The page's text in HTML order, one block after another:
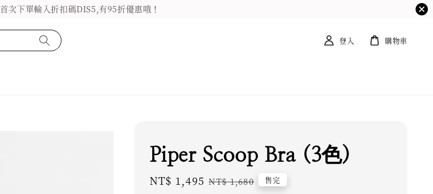
首次下單輸入折扣碼DIS5,有95折優惠哦！
登入 購物車
Piper Scoop Bra (3色)
Sale
NT$ 1,495 Regular
NT$ 1,680 售完